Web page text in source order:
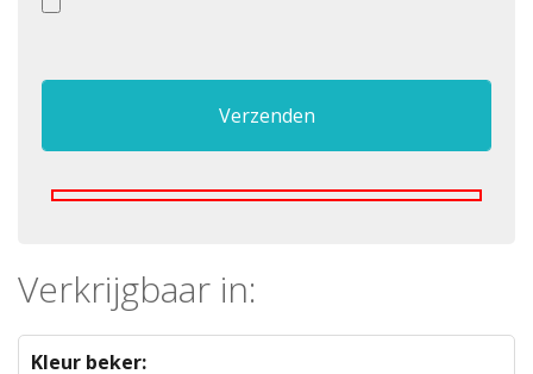
Verkrijgbaar in:
Kleur beker: